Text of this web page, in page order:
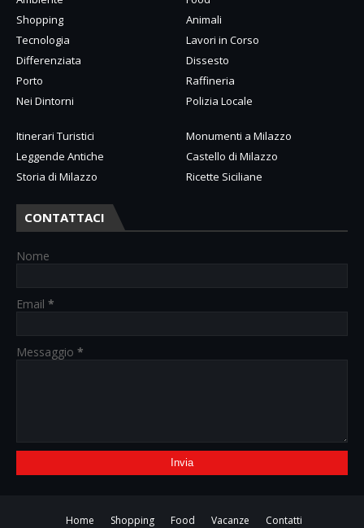
Shopping
Animali
Tecnologia
Lavori in Corso
Differenziata
Dissesto
Porto
Raffineria
Nei Dintorni
Polizia Locale
Itinerari Turistici
Monumenti a Milazzo
Leggende Antiche
Castello di Milazzo
Storia di Milazzo
Ricette Siciliane
CONTATTACI
Nome
Email *
Messaggio *
Home Shopping Food Vacanze Contatti